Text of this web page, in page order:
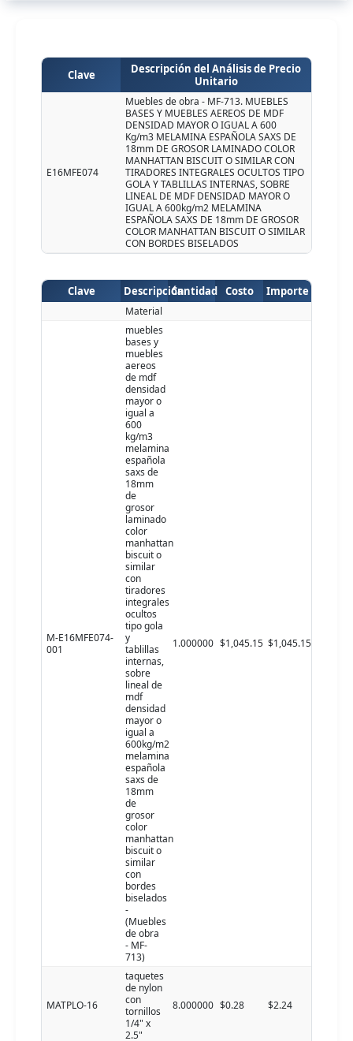
Clave
Descripción del Análisis de Precio
Unitario
E16MFE074
Muebles de obra - MF-713. MUEBLES
BASES Y MUEBLES AEREOS DE MDF
DENSIDAD MAYOR O IGUAL A 600
Kg/m3 MELAMINA ESPAÑOLA SAXS DE
18mm DE GROSOR LAMINADO COLOR
MANHATTAN BISCUIT O SIMILAR CON
TIRADORES INTEGRALES OCULTOS TIPO
GOLA Y TABLILLAS INTERNAS, SOBRE
LINEAL DE MDF DENSIDAD MAYOR O
IGUAL A 600kg/m2 MELAMINA
ESPAÑOLA SAXS DE 18mm DE GROSOR
COLOR MANHATTAN BISCUIT O SIMILAR
CON BORDES BISELADOS
Clave DescripciónCantidad Costo Importe
Material
M-E16MFE074-
001
muebles
bases y
muebles
aereos
de mdf
densidad
mayor o
igual a
600
kg/m3
melamina
española
saxs de
18mm
de
grosor
laminado
color
manhattan
biscuit o
similar
con
tiradores
integrales
ocultos
tipo gola
y
tablillas
internas,
sobre
lineal de
mdf
densidad
mayor o
igual a
600kg/m2
melamina
española
saxs de
18mm
de
grosor
color
manhattan
biscuit o
similar
con
bordes
biselados
-
(Muebles
de obra
- MF-
713)
1.000000 $1,045.15 $1,045.15
MATPLO-16
taquetes
de nylon
con
tornillos
1/4" x
2.5"
8.000000 $0.28 $2.24